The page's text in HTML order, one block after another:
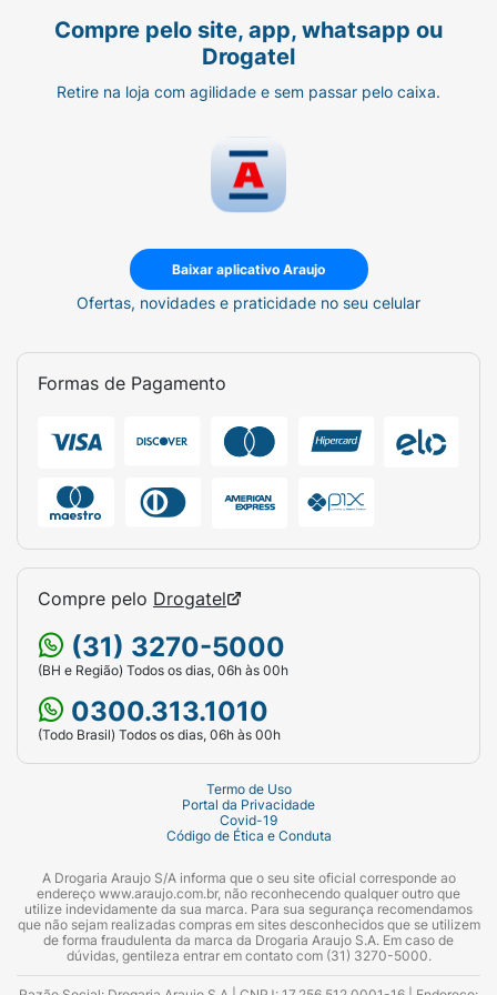
Compre pelo site, app, whatsapp ou
Drogatel
Retire na loja com agilidade e sem passar pelo caixa.
Baixar aplicativo Araujo
Ofertas, novidades e praticidade no seu celular
Formas de Pagamento
Compre pelo Drogatel
(31) 3270-5000
(BH e Região) Todos os dias, 06h às 00h
0300.313.1010
(Todo Brasil) Todos os dias, 06h às 00h
Termo de Uso
Portal da Privacidade
Covid-19
Código de Ética e Conduta
A Drogaria Araujo S/A informa que o seu site oficial corresponde ao
endereço www.araujo.com.br, não reconhecendo qualquer outro que
utilize indevidamente da sua marca. Para sua segurança recomendamos
que não sejam realizadas compras em sites desconhecidos que se utilizem
de forma fraudulenta da marca da Drogaria Araujo S.A. Em caso de
dúvidas, gentileza entrar em contato com (31) 3270-5000.